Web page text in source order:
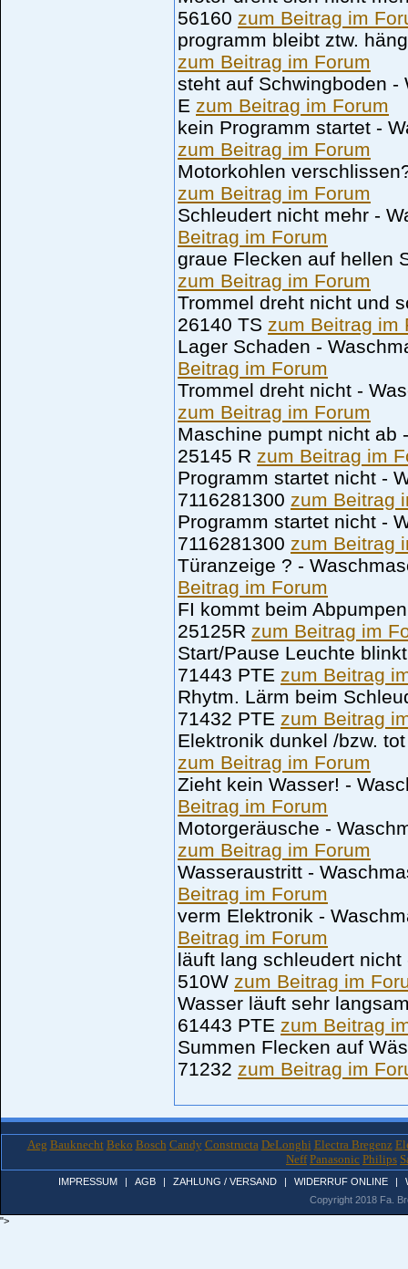
56160 zum Beitrag im
programm bleibt ztw.
zum Beitrag im Forum
steht auf Schwingboden -
E zum Beitrag im Forum
kein Programm startet -
zum Beitrag im Forum
Motorkohlen
zum Beitrag im Forum
Schleudert nicht mehr -
Beitrag im Forum
graue Flecken auf hellen
zum Beitrag im Forum
Trommel dreht nicht und
26140 TS zum Beitrag im
Lager Schaden -
Beitrag im Forum
Trommel dreht nicht -
zum Beitrag im Forum
Maschine pumpt nicht ab
25145 R zum Beitrag im
Programm startet nicht -
7116281300 zum Beitrag
Programm startet nicht -
7116281300 zum Beitrag
Türanzeige ? -
Beitrag im Forum
FI kommt beim
25125R zum Beitrag im
Start/Pause Leuchte
71443 PTE zum Beitrag
Rhytm. Lärm beim
71432 PTE zum Beitrag
Elektronik dunkel /bzw.
zum Beitrag im Forum
Zieht kein Wasser! -
Beitrag im Forum
Motorgeräusche -
zum Beitrag im Forum
Wasseraustritt -
Beitrag im Forum
verm Elektronik -
Beitrag im Forum
läuft lang schleudert
510W zum Beitrag im
Wasser läuft sehr
61443 PTE zum Beitrag
Summen Flecken auf
71232 zum Beitrag im
Aeg Bauknecht Beko Bosch Candy Constructa DeLonghi Electra Bregenz
Neff Panasonic Philips
IMPRESSUM | AGB | ZAHLUNG / VERSAND | WIDERRUF ONLINE |
Copyright 2018 Fa.
">